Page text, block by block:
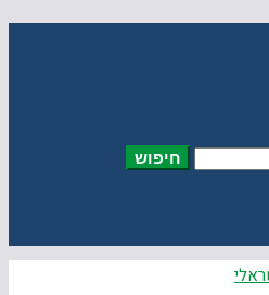
חיפוש